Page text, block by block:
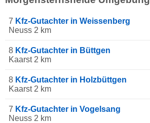
7 Kfz-Gutachter in Weissenberg
Neuss 2 km
8 Kfz-Gutachter in Büttgen
Kaarst 2 km
8 Kfz-Gutachter in Holzbüttgen
Kaarst 2 km
7 Kfz-Gutachter in Vogelsang
Neuss 2 km